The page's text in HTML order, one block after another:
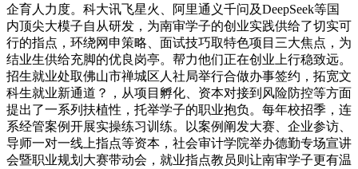
企育人力度。科大讯飞星火、阿里通义千问及DeepSeek等国
内顶尖大模子自从研发，为南审学子的创业实践供给了切实可
行的指点，环绕网申策略、面试技巧取特色项目三大焦点，为
结业生供给充脚的优良岗亭。帮力他们正在创业上行稳致远。
招生就业处取佛山市禅城区人社局举行合做办事签约，拓宽文
科生就业新通道？，从项目孵化、资本对接到风险防控等方面
提出了一系列扶植性，托举学子的职业抱负。每年校招季，连
系经管案例开展实操练习训练。以案例阐发大赛、企业参访、
导师一对一线上指点等资本，社会审计学院举办德勤专场宣讲
会暨职业规划大赛带动会，就业指点教员则让南审学子更有温